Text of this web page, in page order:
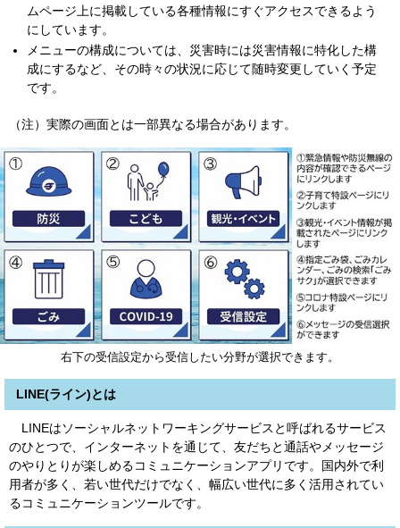
ムページ上に掲載している各種情報にすぐアクセスできるよう
にしています。
メニューの構成については、災害時には災害情報に特化した構
成にするなど、その時々の状況に応じて随時変更していく予定
です。
（注）実際の画面とは一部異なる場合があります。
右下の受信設定から受信したい分野が選択できます。
LINE(ライン)とは
LINEはソーシャルネットワーキングサービスと呼ばれるサービス
のひとつで、インターネットを通じて、友だちと通話やメッセージ
のやりとりが楽しめるコミュニケーションアプリです。国内外で利
用者が多く、若い世代だけでなく、幅広い世代に多く活用されてい
るコミュニケーションツールです。